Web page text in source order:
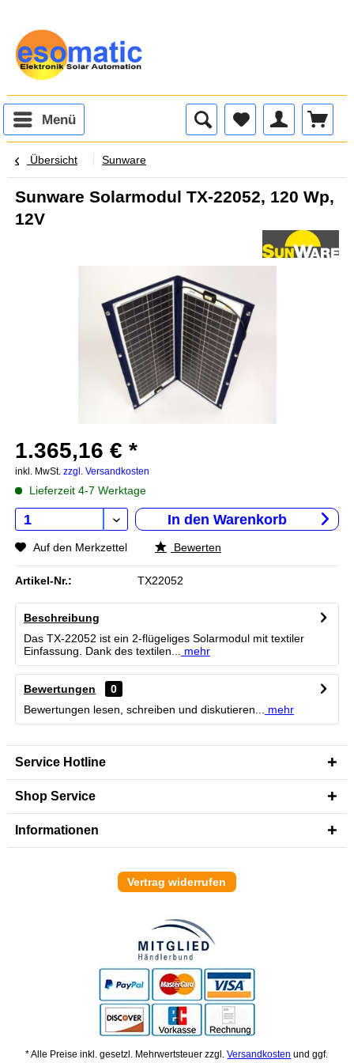
Menü
Übersicht Sunware
Sunware Solarmodul TX-22052, 120 Wp,
12V
1.365,16 € *
inkl. MwSt. zzgl. Versandkosten
Lieferzeit 4-7 Werktage
In den Warenkorb
Auf den Merkzettel Bewerten
Artikel-Nr.: TX22052
Beschreibung
Das TX-22052 ist ein 2-flügeliges Solarmodul mit textiler
Einfassung. Dank des textilen...
mehr
Bewertungen
0
Bewertungen lesen, schreiben und diskutieren...
mehr
Service Hotline
Shop Service
Informationen
Vertrag widerrufen
* Alle Preise inkl. gesetzl. Mehrwertsteuer zzgl.Versandkosten und ggf.